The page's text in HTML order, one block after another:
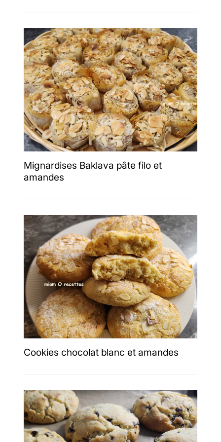
Mignardises Baklava pâte filo et
amandes
Cookies chocolat blanc et amandes